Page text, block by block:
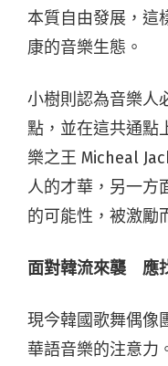
本質自由發展，這
康的音樂生態。
小樹則認為音樂人
點，並在這共通點
樂之王 Micheal
人的才華，另一方
的可能性，被激勵
面對韓流來襲 應
現今韓國歌舞偶像
華語音樂的注意力